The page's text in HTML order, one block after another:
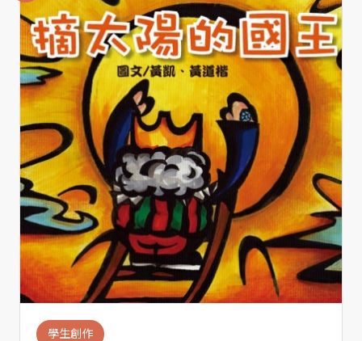
學生創作